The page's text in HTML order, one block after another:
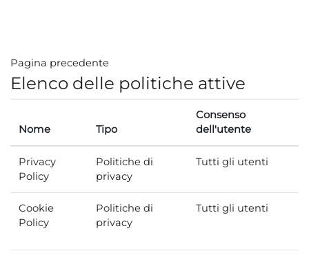
Pagina precedente
Elenco delle politiche attive
Nome Tipo
Consenso
dell'utente
Privacy
Policy
Politiche di
privacy
Tutti gli utenti
Cookie
Policy
Politiche di
privacy
Tutti gli utenti